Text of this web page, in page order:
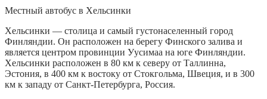
Местный автобус в Хельсинки
Хельсинки — столица и самый густонаселенный город
Финляндии. Он расположен на берегу Финского залива и
является центром провинции Уусимаа на юге Финляндии.
Хельсинки расположен в 80 км к северу от Таллинна,
Эстония, в 400 км к востоку от Стокгольма, Швеция, и в 300
км к западу от Санкт-Петербурга, Россия.